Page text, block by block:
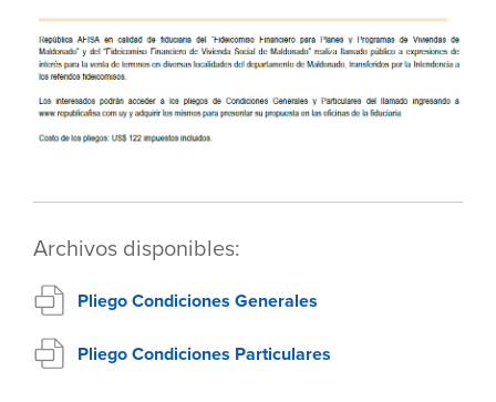
Archivos disponibles:
Pliego Condiciones Generales
Pliego Condiciones Particulares